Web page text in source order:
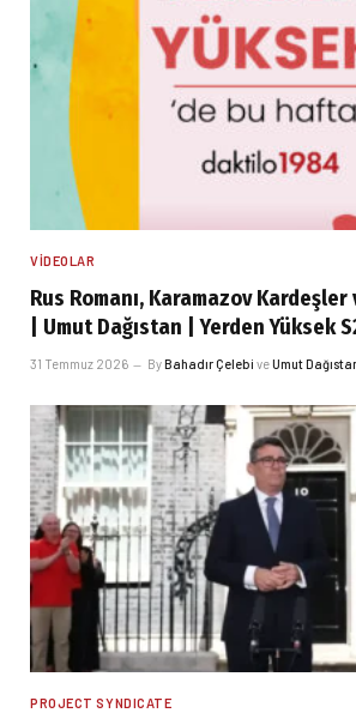
VIDEOLAR
Rus Romanı, Karamazov
| Umut Dağıstan | Yerden Yüksek
31 Temmuz 2026 ByBahadır Çelebi veUmut
PROJECT SYNDICATE